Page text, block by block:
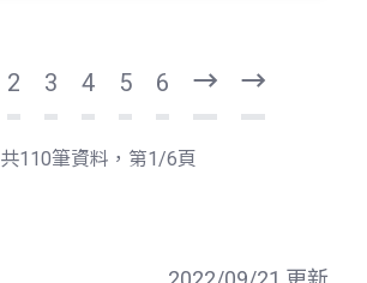
2 3 4 5 6
一
頁
後
共110筆資料，第1/6頁